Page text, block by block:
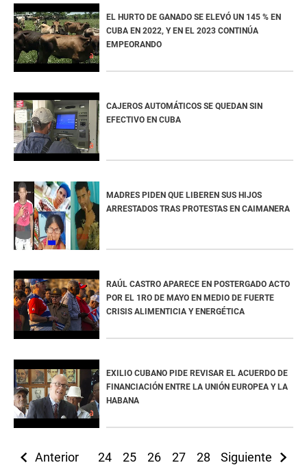
EL HURTO DE GANADO SE ELEVÓ UN 145 % EN
CUBA EN 2022, Y EN EL 2023 CONTINÚA
EMPEORANDO
CAJEROS AUTOMÁTICOS SE QUEDAN SIN
EFECTIVO EN CUBA
MADRES PIDEN QUE LIBEREN SUS HIJOS
ARRESTADOS TRAS PROTESTAS EN CAIMANERA
RAÚL CASTRO APARECE EN POSTERGADO ACTO
POR EL 1RO DE MAYO EN MEDIO DE FUERTE
CRISIS ALIMENTICIA Y ENERGÉTICA
EXILIO CUBANO PIDE REVISAR EL ACUERDO DE
FINANCIACIÓN ENTRE LA UNIÓN EUROPEA Y LA
HABANA
Anterior 24 25 26 27 28 29 30 31
Siguiente